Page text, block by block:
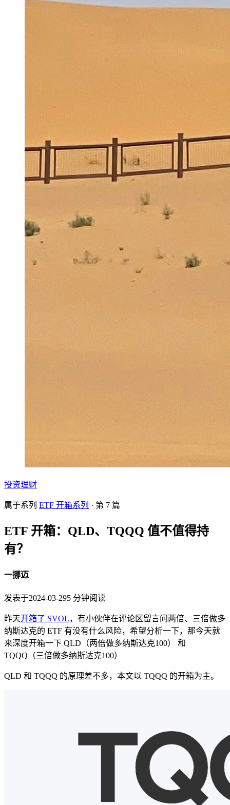
投资理财
属于系列 ETF 开箱系列 · 第 7 篇
ETF 开箱：QLD、TQQQ 值不值得持
有？
一挪迈
发表于2024-03-295 分钟阅读
昨天开箱了 SVOL，有小伙伴在评论区留言问两倍、三倍做多
纳斯达克的 ETF 有没有什么风险，希望分析一下，那今天就
来深度开箱一下 QLD（两倍做多纳斯达克100） 和
TQQQ（三倍做多纳斯达克100）
QLD 和 TQQQ 的原理差不多，本文以 TQQQ 的开箱为主。